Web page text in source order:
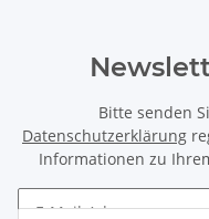
Bitte senden
Datenschutzerklärung
Informationen zu